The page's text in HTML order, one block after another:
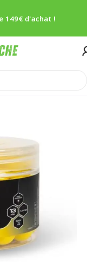
149€ d'achat !